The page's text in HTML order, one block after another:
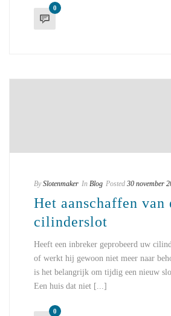
0
By Slotenmaker In Blog Posted 30 november
Het aanschaffen van
cilinderslot
Heeft een inbreker geprobeerd uw
of werkt hij gewoon niet meer naar
is het belangrijk om tijdig een nieuw
Een huis dat niet [...]
0